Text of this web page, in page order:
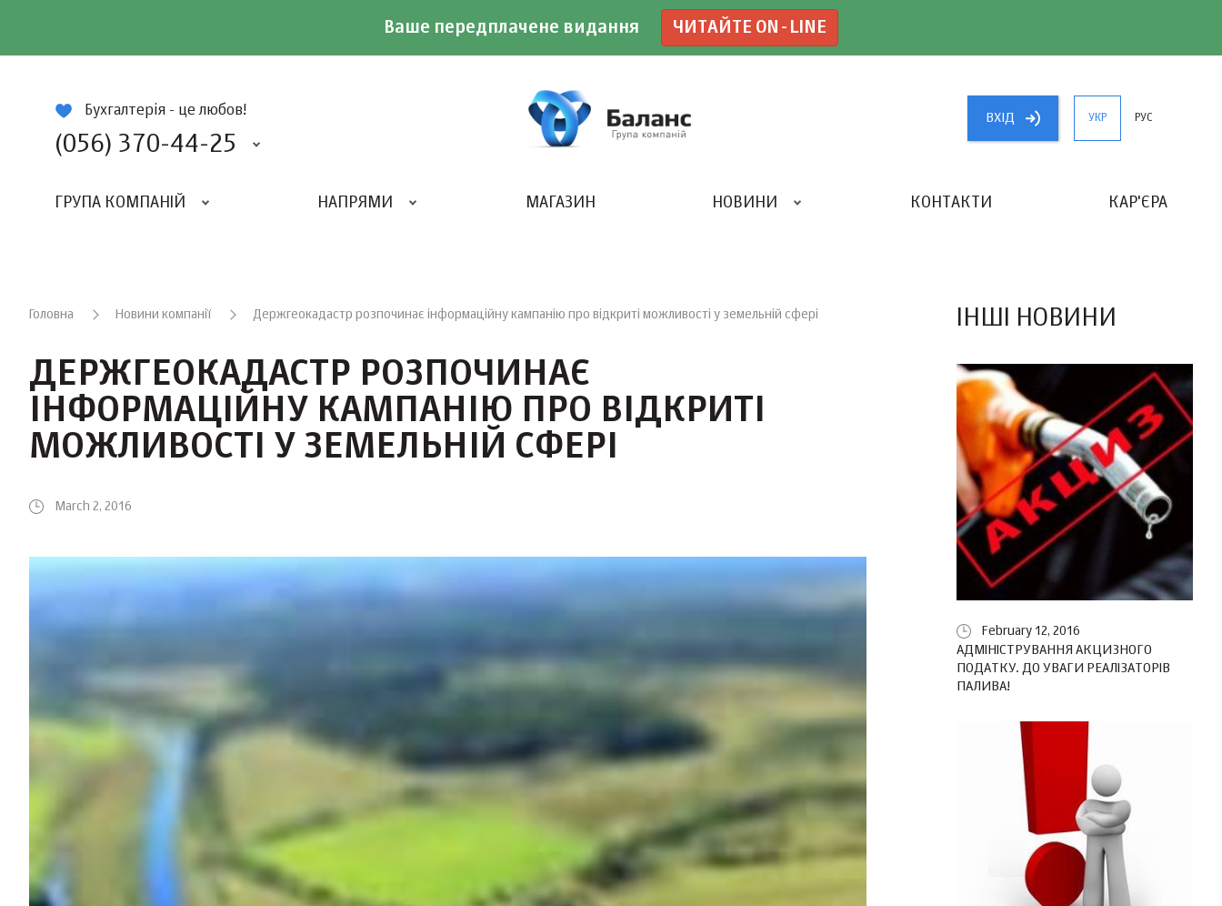
Ваше передплачене видання ЧИТАЙТЕ ON-LINE
Бухгалтерія - це любов!
(056) 370-44-25
ВХIД УКР РУС
ГРУПА КОМПАНІЙ НАПРЯМИ МАГАЗИН НОВИНИ КОНТАКТИ КАР'ЄРА
Головна Новини компанії Держгеокадастр розпочинає інформаційну кампанію про відкриті можливості у земельній сфері
ДЕРЖГЕОКАДАСТР РОЗПОЧИНАЄ
ІНФОРМАЦІЙНУ КАМПАНІЮ ПРО ВІДКРИТІ
МОЖЛИВОСТІ У ЗЕМЕЛЬНІЙ СФЕРІ
March 2, 2016
ІНШІ НОВИНИ
February 12, 2016
АДМІНІСТРУВАННЯ АКЦИЗНОГО
ПОДАТКУ. ДО УВАГИ РЕАЛІЗАТОРІВ
ПАЛИВА!